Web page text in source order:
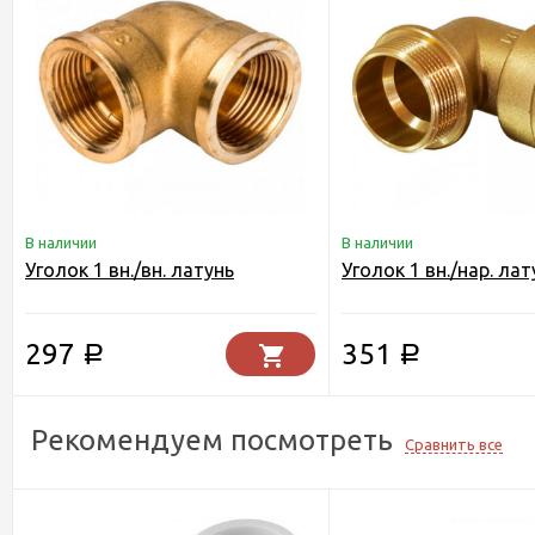
В наличии
Уголок 1 вн./вн. латунь
297 Р
В наличии
Уголок 1 вн./нар.
351 Р
Рекомендуем посмотреть Сравнить все